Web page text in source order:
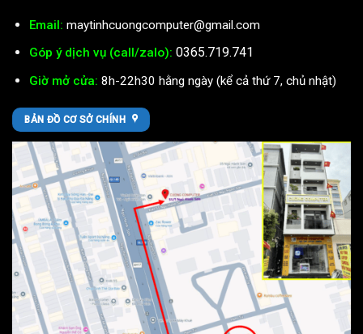
Email: maytinhcuongcomputer@gmail.com
Góp ý dịch vụ (call/zalo): 0365.719.741
Giờ mở cửa: 8h-22h30 hằng ngày (kể cả thứ 7, chủ nhật)
BẢN ĐỒ CƠ SỞ CHÍNH